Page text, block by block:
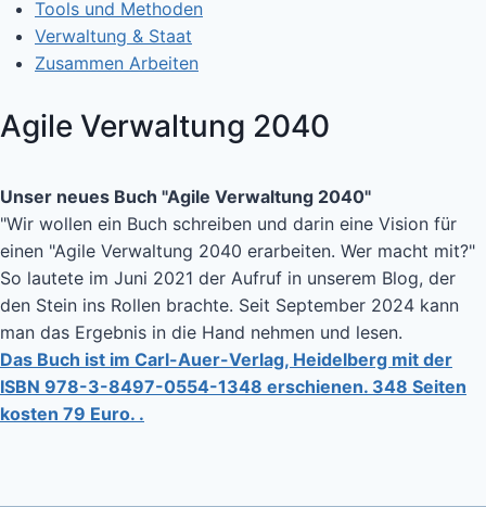
Tools und Methoden
Verwaltung & Staat
Zusammen Arbeiten
Agile Verwaltung 2040
Unser neues Buch "Agile Verwaltung 2040"
"Wir wollen ein Buch schreiben und darin eine Vision für
einen "Agile Verwaltung 2040 erarbeiten. Wer macht mit?"
So lautete im Juni 2021 der Aufruf in unserem Blog, der
den Stein ins Rollen brachte. Seit September 2024 kann
man das Ergebnis in die Hand nehmen und lesen.
Das Buch ist im Carl-Auer-Verlag, Heidelberg mit der
ISBN 978-3-8497-0554-1348 erschienen. 348 Seiten
kosten 79 Euro. .